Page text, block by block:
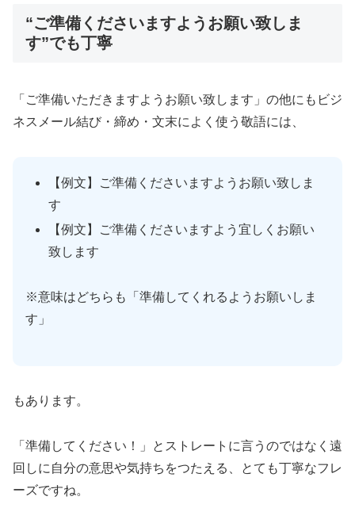
“ご準備くださいますようお願い致しま
す”でも丁寧
「ご準備いただきますようお願い致します」の他にもビジ
ネスメール結び・締め・文末によく使う敬語には、
【例文】ご準備くださいますようお願い致しま
す
【例文】ご準備くださいますよう宜しくお願い
致します
※意味はどちらも「準備してくれるようお願いしま
す」
もあります。
「準備してください！」とストレートに言うのではなく遠
回しに自分の意思や気持ちをつたえる、とても丁寧なフレ
ーズですね。